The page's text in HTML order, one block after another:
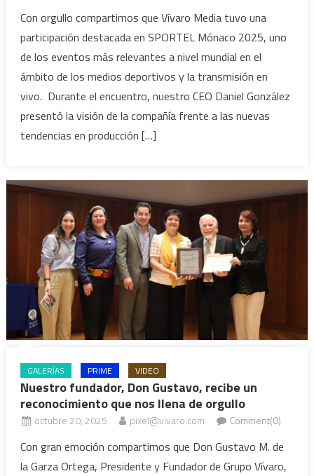
Con orgullo compartimos que Vívaro Media tuvo una
participación destacada en SPORTEL Mónaco 2025, uno
de los eventos más relevantes a nivel mundial en el
ámbito de los medios deportivos y la transmisión en
vivo. Durante el encuentro, nuestro CEO Daniel González
presentó la visión de la compañía frente a las nuevas
tendencias en producción […]
GALERÍAS PRIME VIDEO
Nuestro fundador, Don Gustavo, recibe un
reconocimiento que nos llena de orgullo
octubre 20, 2025 pixel@vivaro.com Comment(0)
Con gran emoción compartimos que Don Gustavo M. de
la Garza Ortega, Presidente y Fundador de Grupo Vívaro,